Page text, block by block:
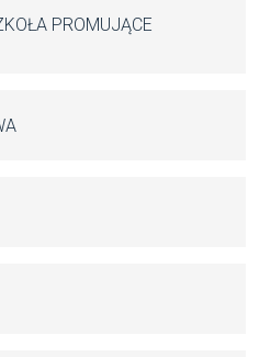
PROMUJĄCE